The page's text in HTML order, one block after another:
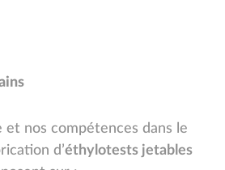
et nos compétences dans le
d’éthylotests jetables